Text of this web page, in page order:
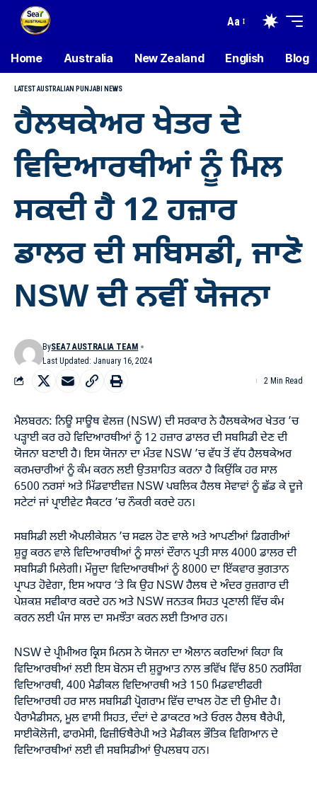
Aa
Home Australia New Zealand English Blog
LATEST AUSTRALIAN PUNJABI NEWS
ਹੈਲਥਕੇਅਰ ਖੇਤਰ ਦੇ
ਵਿਦਿਆਰਥੀਆਂ ਨੂੰ ਮਿਲ
ਸਕਦੀ ਹੈ 12 ਹਜ਼ਾਰ
ਡਾਲਰ ਦੀ ਸਬਿਸਡੀ, ਜਾਣੋ
NSW ਦੀ ਨਵੀਂ ਯੋਜਨਾ
Last Updated: January 16, 2024
BySEA7 AUSTRALIA TEAM
2 Min Read
ਮੈਲਬਰਨ: ਨਿਊ ਸਾਊਥ ਵੇਲਜ਼ (NSW) ਦੀ ਸਰਕਾਰ ਨੇ ਹੈਲਥਕੇਅਰ ਖੇਤਰ ’ਚ
ਪੜ੍ਹਾਈ ਕਰ ਰਹੇ ਵਿਦਿਆਰਥੀਆਂ ਨੂੰ 12 ਹਜ਼ਾਰ ਡਾਲਰ ਦੀ ਸਬਸਿਡੀ ਦੇਣ ਦੀ
ਯੋਜਨਾ ਬਣਾਈ ਹੈ। ਇਸ ਯੋਜਨਾ ਦਾ ਮੰਤਵ NSW ’ਚ ਵੱਧ ਤੋਂ ਵੱਧ ਹੈਲਥਕੇਅਰ
ਕਰਮਚਾਰੀਆਂ ਨੂੰ ਕੰਮ ਕਰਨ ਲਈ ਉਤਸ਼ਾਹਿਤ ਕਰਨਾ ਹੈ ਕਿਉਂਕਿ ਹਰ ਸਾਲ
6500 ਨਰਸਾਂ ਅਤੇ ਮਿੱਡਵਾਈਵਜ਼ NSW ਪਬਲਿਕ ਹੈਲਥ ਸੇਵਾਵਾਂ ਨੂੰ ਛੱਡ ਕੇ ਦੂਜੇ
ਸਟੇਟਾਂ ਜਾਂ ਪ੍ਰਾਈਵੇਟ ਸੈਕਟਰ ’ਚ ਨੌਕਰੀ ਕਰਦੇ ਹਨ।
ਸਬਸਿਡੀ ਲਈ ਐਪਲੀਕੇਸ਼ਨ ’ਚ ਸਫਲ ਹੋਣ ਵਾਲੇ ਅਤੇ ਆਪਣੀਆਂ ਡਿਗਰੀਆਂ
ਸ਼ੁਰੂ ਕਰਨ ਵਾਲੇ ਵਿਦਿਆਰਥੀਆਂ ਨੂੰ ਸਾਲਾਂ ਦੌਰਾਨ ਪ੍ਰਤੀ ਸਾਲ 4000 ਡਾਲਰ ਦੀ
ਸਬਸਿਡੀ ਮਿਲੇਗੀ। ਮੌਜੂਦਾ ਵਿਦਿਆਰਥੀਆਂ ਨੂੰ 8000 ਦਾ ਇੱਕਵਾਰ ਭੁਗਤਾਨ
ਪ੍ਰਾਪਤ ਹੋਵੇਗਾ, ਇਸ ਅਧਾਰ ‘ਤੇ ਕਿ ਉਹ NSW ਹੈਲਥ ਦੇ ਅੰਦਰ ਰੁਜ਼ਗਾਰ ਦੀ
ਪੇਸ਼ਕਸ਼ ਸਵੀਕਾਰ ਕਰਦੇ ਹਨ ਅਤੇ NSW ਜਨਤਕ ਸਿਹਤ ਪ੍ਰਣਾਲੀ ਵਿੱਚ ਕੰਮ
ਕਰਨ ਲਈ ਪੰਜ ਸਾਲ ਦਾ ਸਮਝੌਤਾ ਕਰਨ ਲਈ ਤਿਆਰ ਹਨ।
NSW ਦੇ ਪ੍ਰੀਮੀਅਰ ਕ੍ਰਿਸ ਮਿਨਸ ਨੇ ਯੋਜਨਾ ਦਾ ਐਲਾਨ ਕਰਦਿਆਂ ਕਿਹਾ ਕਿ
ਵਿਦਿਆਰਥੀਆਂ ਲਈ ਇਸ ਬੋਨਸ ਦੀ ਸ਼ੁਰੂਆਤ ਨਾਲ ਭਵਿੱਖ ਵਿੱਚ 850 ਨਰਸਿੰਗ
ਵਿਦਿਆਰਥੀ, 400 ਮੈਡੀਕਲ ਵਿਦਿਆਰਥੀ ਅਤੇ 150 ਮਿਡਵਾਈਫਰੀ
ਵਿਦਿਆਰਥੀ ਹਰ ਸਾਲ ਸਬਸਿਡੀ ਪ੍ਰੋਗਰਾਮ ਵਿੱਚ ਦਾਖਲ ਹੋਣ ਦੀ ਉਮੀਦ ਹੈ।
ਪੈਰਾਮੈਡੀਸਨ, ਮੂਲ ਵਾਸੀ ਸਿਹਤ, ਦੰਦਾਂ ਦੇ ਡਾਕਟਰ ਅਤੇ ਓਰਲ ਹੈਲਥ ਥੈਰੇਪੀ,
ਸਾਈਕੋਲੋਜੀ, ਫਾਰਮੇਸੀ, ਫਿਜ਼ੀਓਥੈਰੇਪੀ ਅਤੇ ਮੈਡੀਕਲ ਭੌਤਿਕ ਵਿਗਿਆਨ ਦੇ
ਵਿਦਿਆਰਥੀਆਂ ਲਈ ਵੀ ਸਬਸਿਡੀਆਂ ਉਪਲਬਧ ਹਨ।